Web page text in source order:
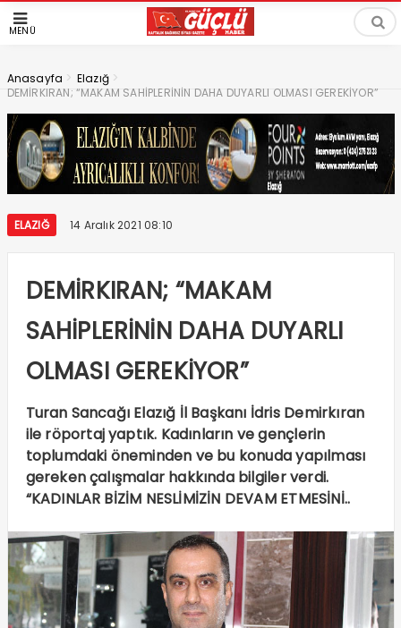
MENÜ
Anasayfa > Elazığ >
DEMİRKIRAN; “MAKAM SAHİPLERİNİN DAHA DUYARLI OLMASI GEREKİYOR”
ELAZIĞ 14 Aralık 2021 08:10
DEMİRKIRAN; “MAKAM
SAHİPLERİNİN DAHA DUYARLI
OLMASI GEREKİYOR”
Turan Sancağı Elazığ İl Başkanı İdris Demirkıran
ile röportaj yaptık. Kadınların ve gençlerin
toplumdaki öneminden ve bu konuda yapılması
gereken çalışmalar hakkında bilgiler verdi.
“KADINLAR BİZİM NESLİMİZİN DEVAM ETMESİNİ..